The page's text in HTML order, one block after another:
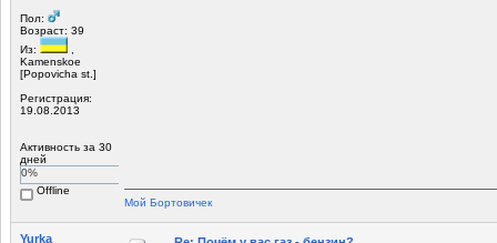
Пол:
Возраст: 39
Из:
,
Kamenskoe
[Popovicha st.]
Регистрация:
19.08.2013
Активность за 30
дней
0%
Offline
Мой Бортовичек
Yurka